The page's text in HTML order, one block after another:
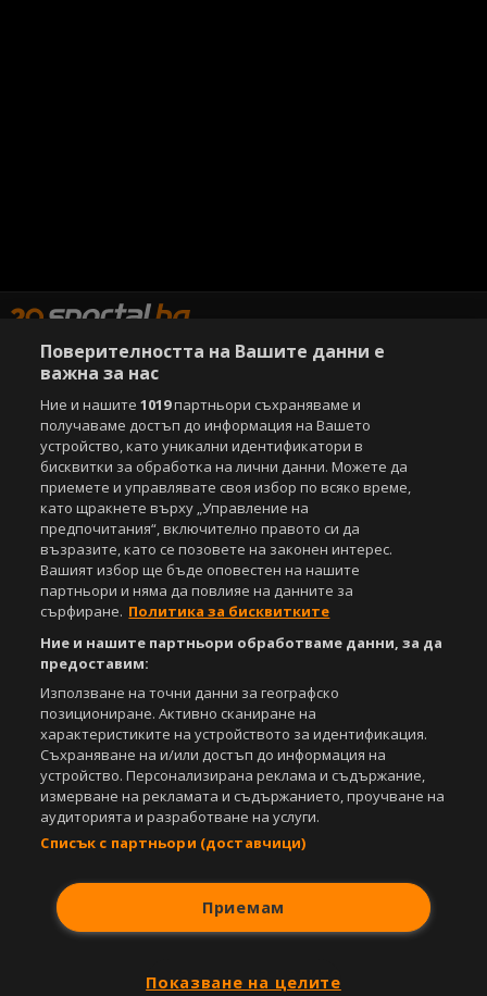
Copyright © 2007-2026 Агенция Спортал. Всички права запазени.
Този уебсайт е собственост наSportal Media Group
За нас Екип За рекламa
Общи условия
Етични правила на НСС
Лични данни
Управление на предпочитания
Съдържанието на този уеб сайт и технологиите, използвани в него, са
под закрила на Закона за авторското право и сродните му права.
Всички статии, репортажи, интервюта и други текстови, графични и
видео материали, публикувани в сайта, са собственост на Агенция
публикуване на текстови материали само след писмено съгласие на
Агенция Спортал, посочване на източника и добавяне на линк към
www.sportal.bg. Използването на графични и видео материали,
публикувани в сайта, е строго забранено. Нарушителите ще бъдат
санкционирани с цялата строгост на закона.
СвалиБЕЗПЛАТНОТОприложение за:
Android
Поверителността на Вашите данни е
важна за нас
Ние и нашите1019партньори съхраняваме и
получаваме достъп до информация на Вашето
устройство, като уникални идентификатори в
бисквитки за обработка на лични данни. Можете да
приемете и управлявате своя избор по всяко време,
като щракнете върху „Управление на
предпочитания“, включително правото си да
възразите, като се позовете на законен интерес.
Вашият избор ще бъде оповестен на нашите
партньори и няма да повлияе на данните за
сърфиране. Политика за бисквитките
Ние и нашите партньори обработваме данни, за да
предоставим:
Използване на точни данни за географско
позициониране. Активно сканиране на
характеристиките на устройството за идентификация.
Съхраняване на и/или достъп до информация на
устройство. Персонализирана реклама и съдържание,
измерване на рекламата и съдържанието, проучване на
аудиторията и разработване на услуги.
Списък с партньори (доставчици)
Приемам
Показване на целите